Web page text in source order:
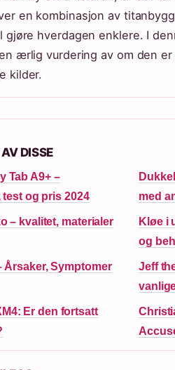
en kombinasjon av
gjøre hverdagen enklere. I
ærlig vurdering av om den
kilder.
DISSE
Tab A9+ –
og pris 2024
med
– kvalitet, materialer
Kløe i
og
Årsaker, Symptomer
Jeff
Er den fortsatt